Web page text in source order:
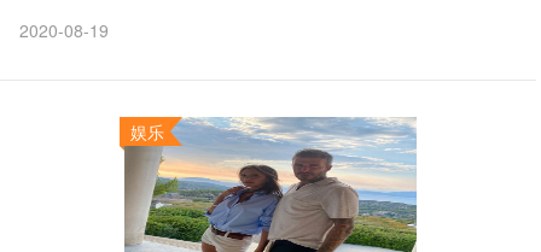
2020-08-19
娱乐